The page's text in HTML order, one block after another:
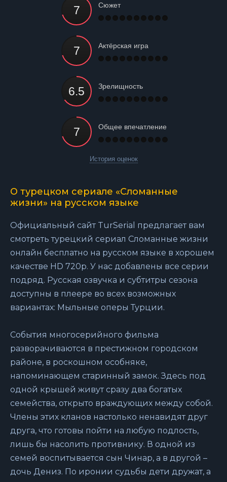
Сюжет
Актёрская игра
Зрелищность
Общее впечатление
История оценок
О турецком сериале «Сломанные
жизни» на русском языке
Официальный сайт TurSerial предлагает вам
смотреть турецкий сериал Сломанные жизни
онлайн бесплатно на русском языке в хорошем
качестве HD 720p. У нас добавлены все серии
подряд. Русская озвучка и субтитры сезона
доступны в плеере во всех возможных
вариантах: Мыльные оперы Турции.
События многосерийного фильма
разворачиваются в престижном городском
районе, в роскошном особняке,
напоминающем старинный замок. Здесь под
одной крышей живут сразу два богатых
семейства, открыто враждующих между собой.
Члены этих кланов настолько ненавидят друг
друга, что готовы пойти на любую подлость,
лишь бы насолить противнику. В одной из
семей воспитывается сын Чинар, а в другой –
дочь Дениз. По иронии судьбы дети дружат, а